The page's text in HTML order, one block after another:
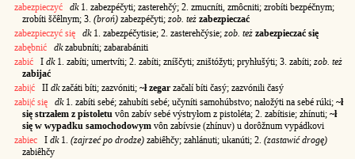
zabezpieczyć
dk1. zabezpéčyti; zasterehčý; 2. zmucníti, zmôcniti; zrobíti bezpéčnym;
zrobíti ščêlnym; 3. (broń) zabezpéčyti; zob. też zabezpieczać
zabezpieczyć się
dk1. zabezpéčytisie; 2. zasterehčýsie; zob. też zabezpieczać się
zabębnić
dkzabubníti; zabarabániti
zabić I dk1. zabíti; umertvíti; 2. zabíti; zníščyti; zništóžyti; pryhłušýti; 3. zabíti; zob. też
zabijać
zabi|ć II dkzačáti bíti; zazvóniti; ~ł zegar začalí bíti časý; zazvónili časý
zabi|ć się
dk1. zabíti sebé; zahubíti sebé; učyníti samohúbstvo; nałožýti na sebé rúki; ~ł
się strzałem z pistoletu vôn zabív sebé výstryłom z pistoléta; 2. zabítisie; zhínuti; ~ł
się w wypadku samochodowym vôn zabívsie (zhínuv) u dorôžnum vypádkovi
zabiec I dk1. (zajrzeć po drodze) zabiêhčy; zahlánuti; ukanúti; 2. (zastawić drogę)
zabiêhčy